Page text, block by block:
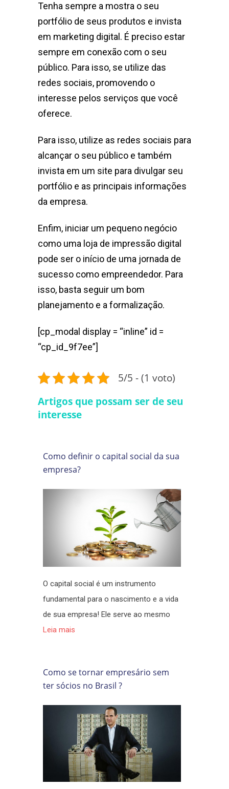
Tenha sempre a mostra o seu
portfólio de seus produtos e invista
em marketing digital. É preciso estar
sempre em conexão com o seu
público. Para isso, se utilize das
redes sociais, promovendo o
interesse pelos serviços que você
oferece.
Para isso, utilize as redes sociais para
alcançar o seu público e também
invista em um site para divulgar seu
portfólio e as principais informações
da empresa.
Enfim, iniciar um pequeno negócio
como uma loja de impressão digital
pode ser o início de uma jornada de
sucesso como empreendedor. Para
isso, basta seguir um bom
planejamento e a formalização.
[cp_modal display = “inline” id =
“cp_id_9f7ee”]
5/5 - (1 voto)
Artigos que possam ser de seu
interesse
Como definir o capital social da sua
empresa?
O capital social é um instrumento
fundamental para o nascimento e a vida
de sua empresa! Ele serve ao mesmo
Leia mais
Como se tornar empresário sem
ter sócios no Brasil ?